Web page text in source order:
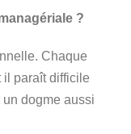
?
Chaque
il paraît difficile
dogme aussi